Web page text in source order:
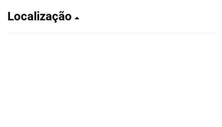
Localização